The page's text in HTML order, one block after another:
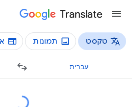
Translate
סוגי תרגום
טקסט תמונות
עברית